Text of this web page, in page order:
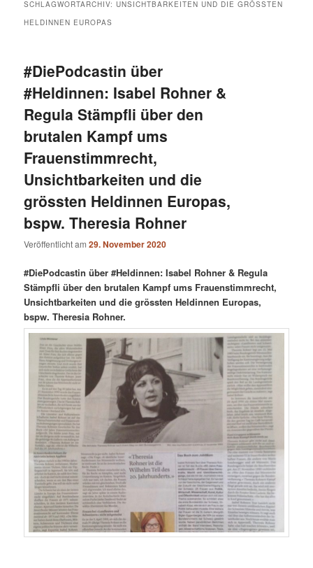
SCHLAGWORTARCHIV:UNSICHTBARKEITEN UND DIE GRÖSSTEN
HELDINNEN EUROPAS
#DiePodcastin über
#Heldinnen: Isabel Rohner &
Regula Stämpfli über den
brutalen Kampf ums
Frauenstimmrecht,
Unsichtbarkeiten und die
grössten Heldinnen Europas,
bspw. Theresia Rohner
Veröffentlicht am29. November 2020
#DiePodcastin über #Heldinnen: Isabel Rohner & Regula
Stämpfli über den brutalen Kampf ums Frauenstimmrecht,
Unsichtbarkeiten und die grössten Heldinnen Europas,
bspw. Theresia Rohner.